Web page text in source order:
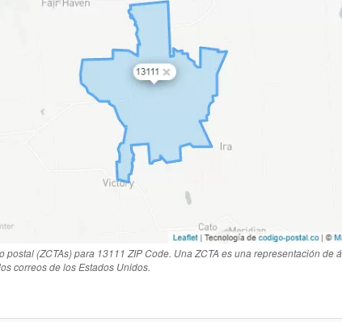
postal (ZCTAs) para 13111 ZIP Code. Una ZCTA es una representación de
correos de los Estados Unidos.